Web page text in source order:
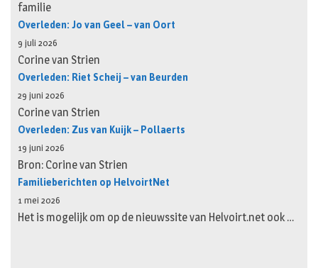
familie
Overleden: Jo van Geel – van Oort
9 juli 2026
Corine van Strien
Overleden: Riet Scheij – van Beurden
29 juni 2026
Corine van Strien
Overleden: Zus van Kuijk – Pollaerts
19 juni 2026
Bron: Corine van Strien
Familieberichten op HelvoirtNet
1 mei 2026
Het is mogelijk om op de nieuwssite van Helvoirt.net ook …